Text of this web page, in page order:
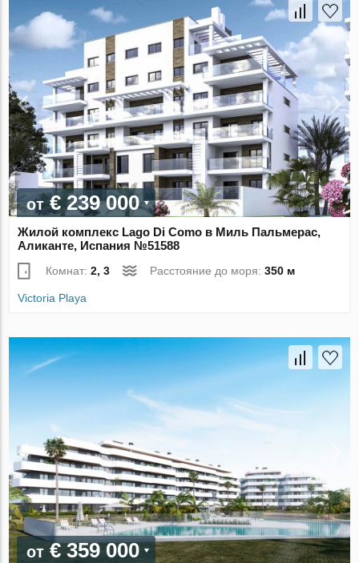
от€ 239 000
Жилой комплекс Lago Di Como в Миль Пальмерас,
Аликанте, Испания №51588
Комнат:2, 3 Расстояние до моря:350 м
Victoria Playa
от € 359 000